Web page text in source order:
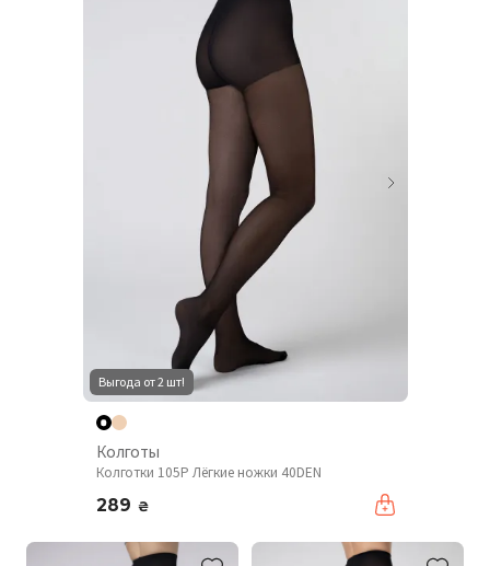
Выгода от 2 шт!
Колготы
Колготки 105P Лёгкие ножки 40DEN
289 ₴